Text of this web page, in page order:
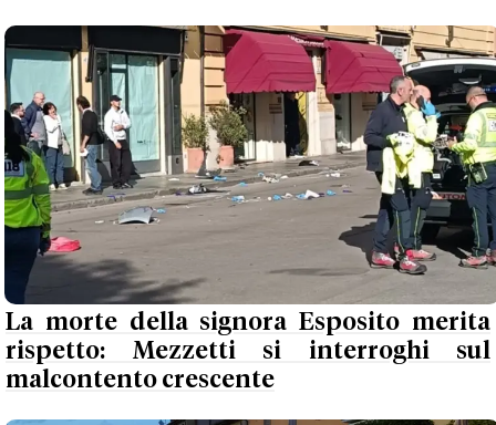
La morte della signora Esposito merita
rispetto: Mezzetti si interroghi sul
malcontento crescente